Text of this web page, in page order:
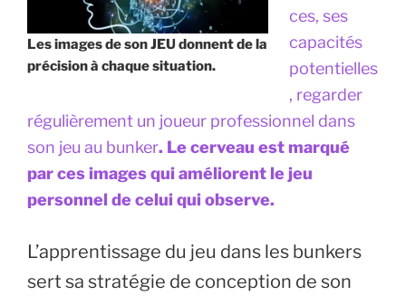
Les images de son JEU donnent de la
précision à chaque situation.
ces, ses
capacités
potentielles
, regarder
régulièrement un joueur professionnel dans
son jeu au bunker. Le cerveau est marqué
par ces images qui améliorent le jeu
personnel de celui qui observe.
L’apprentissage du jeu dans les bunkers
sert sa stratégie de conception de son